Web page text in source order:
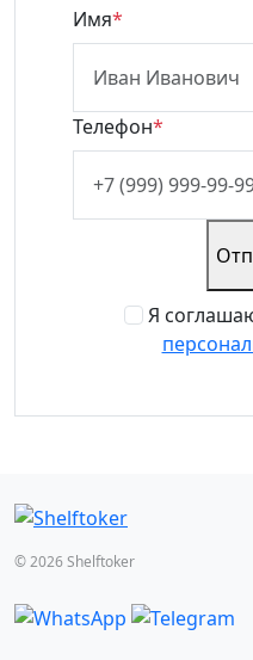
Имя*
Телефон*
Я
© 2026 Shelftoker